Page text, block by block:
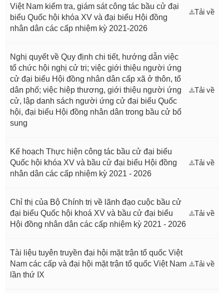
Việt Nam kiểm tra, giám sát công tác bầu cử đại
biểu Quốc hội khóa XV và đại biểu Hội đồng
nhân dân các cấp nhiệm kỳ 2021-2026
Tải về
Nghị quyết về Quy định chi tiết, hướng dẫn việc
tổ chức hội nghị cử tri; việc giới thiệu người ứng
cử đại biểu Hội đồng nhân dân cấp xã ở thôn, tổ
dân phố; việc hiệp thương, giới thiệu người ứng
cử, lập danh sách người ứng cử đại biểu Quốc
hội, đại biểu Hội đồng nhân dân trong bầu cử bổ
sung
Tải về
Kế hoạch Thực hiện công tác bầu cử đại biểu
Quốc hội khóa XV và bầu cử đại biểu Hội đồng
nhân dân các cấp nhiệm kỳ 2021 - 2026
Tải về
Chỉ thị của Bộ Chính trị về lãnh đạo cuộc bầu cử
đại biểu Quốc hội khoá XV và bầu cử đại biểu
Hội đồng nhân dân các cấp nhiệm kỳ 2021 - 2026
Tải về
Tài liệu tuyên truyền đại hội mặt trận tổ quốc Việt
Nam các cấp và đại hội mặt trận tổ quốc Việt Nam
lần thứ IX
Tải về